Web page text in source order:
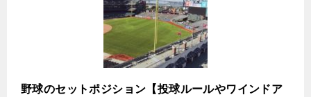
野球のセットポジション【投球ルールやワインドア